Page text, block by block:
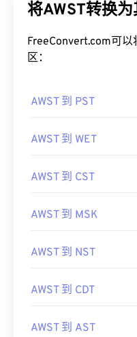
将AWST转换
FreeConvert.com可以
区：
AWST 到 PST
AWST 到 WET
AWST 到 CST
AWST 到 MSK
AWST 到 NST
AWST 到 CDT
AWST 到 AST